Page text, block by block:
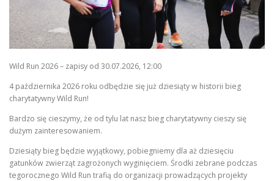
Wild Run 2026 – zapisy od 30.07.2026, 12:00
4 października 2026 roku odbędzie się już dziesiąty w historii bieg
charytatywny Wild Run!
Bardzo się cieszymy, że od tylu lat nasz bieg charytatywny cieszy się
dużym zainteresowaniem.
Dziesiąty bieg będzie wyjątkowy, pobiegniemy dla aż dziesięciu
gatunków zwierząt zagrożonych wyginięciem. Środki zebrane podczas
tegorocznego Wild Run trafią do organizacji prowadzących projekty